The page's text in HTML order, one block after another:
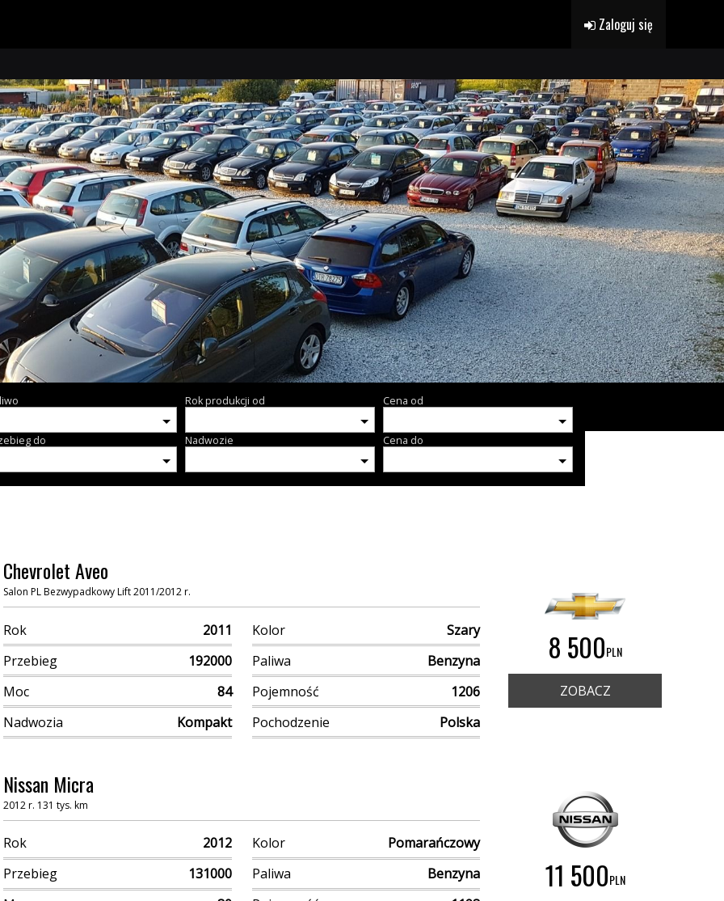
Zaloguj się
Rok produkcji od Cena od
do Nadwozie Cena do
Chevrolet Aveo
Salon PL Bezwypadkowy Lift 2011/2012 r.
Rok 2011 Kolor
Szary
Przebieg
192000 Paliwa
Benzyna
Moc
84 Pojemność
1206
Nadwozia
Kompakt Pochodzenie Polska
8 500PLN
ZOBACZ
Nissan Micra
2012 r. 131 tys. km
Rok 2012 Kolor
Pomarańczowy
Przebieg
131000 Paliwa
Benzyna
11 500PLN